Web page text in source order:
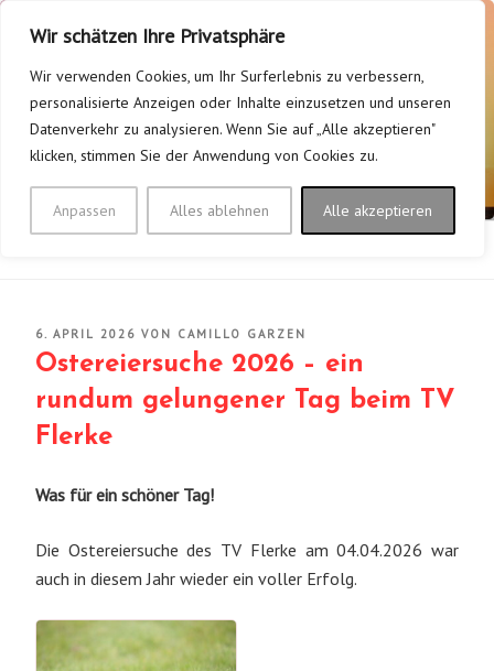
Wir schätzen Ihre Privatsphäre
Wir verwenden Cookies, um Ihr Surferlebnis zu verbessern,
personalisierte Anzeigen oder Inhalte einzusetzen und unseren
Datenverkehr zu analysieren. Wenn Sie auf „Alle akzeptieren"
klicken, stimmen Sie der Anwendung von Cookies zu.
Anpassen Alles ablehnen Alle akzeptieren
Inhalt
springen
TV FLERKE/WELVER 1928
E.V.
Mein Verein – Bei uns bewegt sich was!
VERÖFFENTLICHT
AM
6. APRIL 2026 VON CAMILLO GARZEN
Ostereiersuche 2026 – ein
rundum gelungener Tag beim TV
Flerke
Was für ein schöner Tag!
Die Ostereiersuche des TV Flerke am 04.04.2026 war
auch in diesem Jahr wieder ein voller Erfolg.